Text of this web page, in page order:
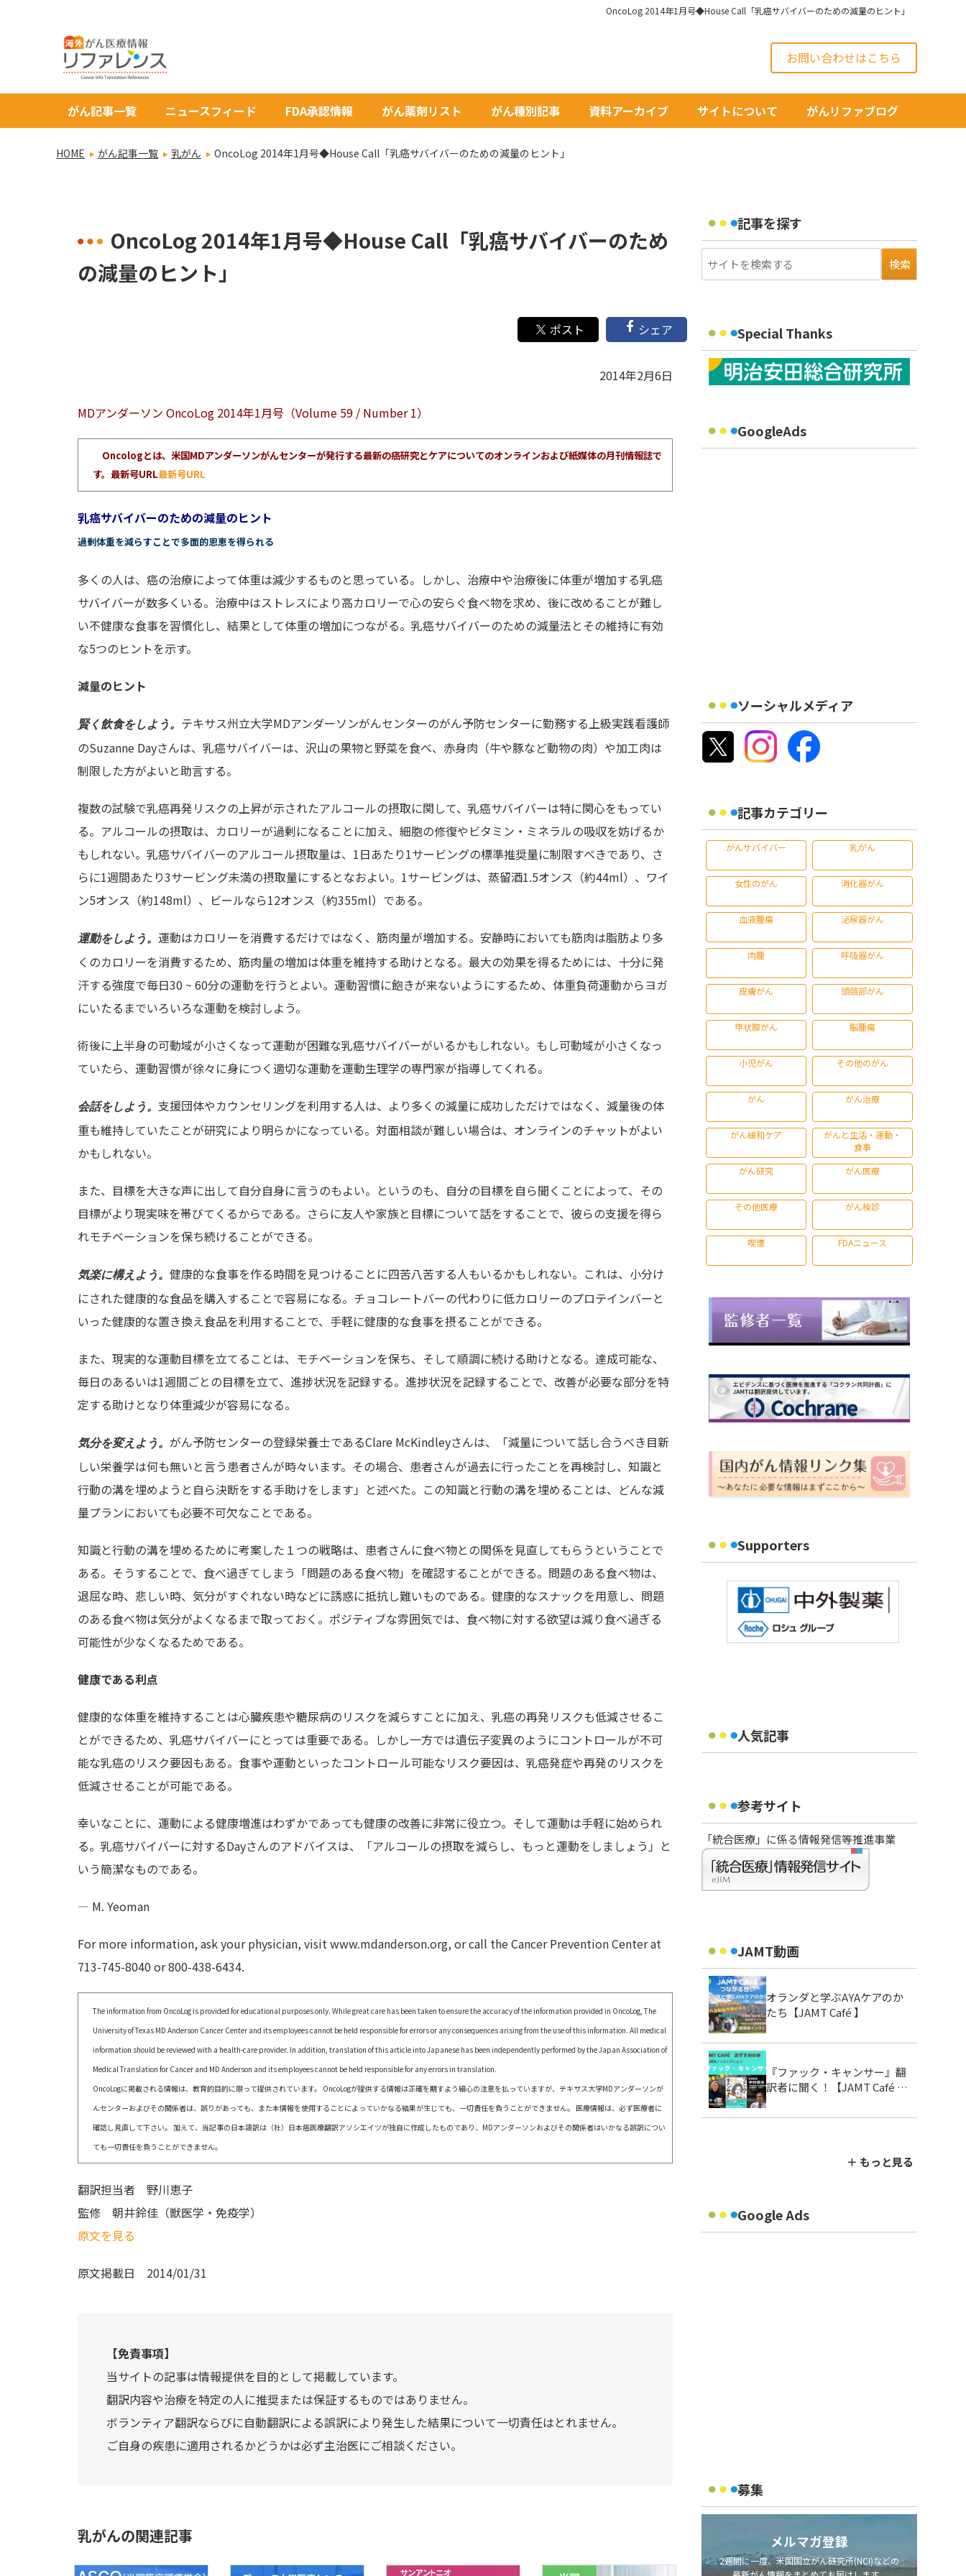
OncoLog 2014年1月号◆House Call「乳癌サバイバーのための減量のヒント」
お問い合わせはこちら
がん記事一覧 ニュースフィード FDA承認情報 がん薬剤リスト がん種別記事 資料アーカイブ サイトについて がんリファブログ
HOME がん記事一覧 乳がん OncoLog 2014年1月号◆House Call「乳癌サバイバーのための減量のヒント」
OncoLog 2014年1月号◆House Call「乳癌サバイバーのため
の減量のヒント」
シェア
2014年2月6日
MDアンダーソン OncoLog 2014年1月号（Volume 59 / Number 1）
Oncologとは、米国MDアンダーソンがんセンターが発行する最新の癌研究とケアについてのオンラインおよび紙媒体の月刊情報誌で
す。最新号URL最新号URL
乳癌サバイバーのための減量のヒント
過剰体重を減らすことで多面的恩恵を得られる
多くの人は、癌の治療によって体重は減少するものと思っている。しかし、治療中や治療後に体重が増加する乳癌
サバイバーが数多くいる。治療中はストレスにより高カロリーで心の安らぐ食べ物を求め、後に改めることが難し
い不健康な食事を習慣化し、結果として体重の増加につながる。乳癌サバイバーのための減量法とその維持に有効
な5つのヒントを示す。
減量のヒント
賢く飲食をしよう。 テキサス州立大学MDアンダーソンがんセンターのがん予防センターに勤務する上級実践看護師
のSuzanne Dayさんは、乳癌サバイバーは、沢山の果物と野菜を食べ、赤身肉（牛や豚など動物の肉）や加工肉は
制限した方がよいと助言する。
複数の試験で乳癌再発リスクの上昇が示されたアルコールの摂取に関して、乳癌サバイバーは特に関心をもってい
る。アルコールの摂取は、カロリーが過剰になることに加え、細胞の修復やビタミン・ミネラルの吸収を妨げるか
もしれない。乳癌サバイバーのアルコール摂取量は、1日あたり1サービングの標準推奨量に制限すべきであり、さ
らに1週間あたり3サービング未満の摂取量にするとなおよい。1サービングは、蒸留酒1.5オンス（約44ml）、ワイ
ン5オンス（約148ml）、ビールなら12オンス（約355ml）である。
運動をしよう。 運動はカロリーを消費するだけではなく、筋肉量が増加する。安静時においても筋肉は脂肪より多
くのカロリーを消費するため、筋肉量の増加は体重を維持する助けとなる。最大の効果を得るためには、十分に発
汗する強度で毎日30 ~ 60分の運動を行うとよい。運動習慣に飽きが来ないようにするため、体重負荷運動からヨガ
にいたるまでいろいろな運動を検討しよう。
術後に上半身の可動域が小さくなって運動が困難な乳癌サバイバーがいるかもしれない。もし可動域が小さくなっ
ていたら、運動習慣が徐々に身につく適切な運動を運動生理学の専門家が指導してくれる。
会話をしよう。 支援団体やカウンセリングを利用する人は、より多くの減量に成功しただけではなく、減量後の体
重も維持していたことが研究により明らかになっている。対面相談が難しい場合は、オンラインのチャットがよい
かもしれない。
また、目標を大きな声に出して自分自身に言うのもよい。というのも、自分の目標を自ら聞くことによって、その
目標がより現実味を帯びてくるからである。さらに友人や家族と目標について話をすることで、彼らの支援を得ら
れモチベーションを保ち続けることができる。
気楽に構えよう。 健康的な食事を作る時間を見つけることに四苦八苦する人もいるかもしれない。これは、小分け
にされた健康的な食品を購入することで容易になる。チョコレートバーの代わりに低カロリーのプロテインバーと
いった健康的な置き換え食品を利用することで、手軽に健康的な食事を摂ることができる。
また、現実的な運動目標を立てることは、モチベーションを保ち、そして順調に続ける助けとなる。達成可能な、
毎日のあるいは1週間ごとの目標を立て、進捗状況を記録する。進捗状況を記録することで、改善が必要な部分を特
定する助けとなり体重減少が容易になる。
気分を変えよう。 がん予防センターの登録栄養士であるClare McKindleyさんは、「減量について話し合うべき目新
しい栄養学は何も無いと言う患者さんが時々います。その場合、患者さんが過去に行ったことを再検討し、知識と
行動の溝を埋めようと自ら決断をする手助けをします」と述べた。この知識と行動の溝を埋めることは、どんな減
量プランにおいても必要不可欠なことである。
知識と行動の溝を埋めるために考案した１つの戦略は、患者さんに食べ物との関係を見直してもらうということで
ある。そうすることで、食べ過ぎてしまう「問題のある食べ物」を確認することができる。問題のある食べ物は、
退屈な時、悲しい時、気分がすぐれない時などに誘惑に抵抗し難いものである。健康的なスナックを用意し、問題
のある食べ物は気分がよくなるまで取っておく。ポジティブな雰囲気では、食べ物に対する欲望は減り食べ過ぎる
可能性が少なくなるためである。
健康である利点
健康的な体重を維持することは心臓疾患や糖尿病のリスクを減らすことに加え、乳癌の再発リスクも低減させるこ
とができるため、乳癌サバイバーにとっては重要である。しかし一方では遺伝子変異のようにコントロールが不可
能な乳癌のリスク要因もある。食事や運動といったコントロール可能なリスク要因は、乳癌発症や再発のリスクを
低減させることが可能である。
幸いなことに、運動による健康増進はわずかであっても健康の改善に非常に役立つ。そして運動は手軽に始められ
る。乳癌サバイバーに対するDayさんのアドバイスは、「アルコールの摂取を減らし、もっと運動をしましょう」と
いう簡潔なものである。
— M. Yeoman
For more information, ask your physician, visit www.mdanderson.org, or call the Cancer Prevention Center at
713-745-8040 or 800-438-6434.
The information from OncoLog is provided for educational purposes only. While great care has been taken to ensure the accuracy of the information provided in OncoLog, The
University of Texas MD Anderson Cancer Center and its employees cannot be held responsible for errors or any consequences arising from the use of this information. All medical
information should be reviewed with a health-care provider. In addition, translation of this article into Japanese has been independently performed by the Japan Association of
Medical Translation for Cancer and MD Anderson and its employees cannot be held responsible for any errors in translation.
OncoLogに掲載される情報は、教育的目的に限って提供されています。 OncoLogが提供する情報は正確を期すよう細心の注意を払っていますが、テキサス大学MDアンダーソンが
んセンターおよびその関係者は、誤りがあっても、また本情報を使用することによっていかなる結果が生じても、一切責任を負うことができません。 医療情報は、必ず医療者に
確認し見直して下さい。 加えて、当記事の日本語訳は（社）日本癌医療翻訳アソシエイツが独自に作成したものであり、MDアンダーソンおよびその関係者はいかなる誤訳につい
ても一切責任を負うことができません。
翻訳担当者 野川恵子
監修 朝井鈴佳（獣医学・免疫学）
原文を見る
原文掲載日 2014/01/31
【免責事項】
当サイトの記事は情報提供を目的として掲載しています。
翻訳内容や治療を特定の人に推奨または保証するものではありません。
ボランティア翻訳ならびに自動翻訳による誤訳により発生した結果について一切責任はとれません。
ご自身の疾患に適用されるかどうかは必ず主治医にご相談ください。
乳がんの関連記事
記事を探す
Special Thanks
GoogleAds
ソーシャルメディア
記事カテゴリー
がんサバイバー 乳がん
女性のがん 消化器がん
血液腫瘍 泌尿器がん
肉腫 呼吸器がん
皮膚がん 頭頸部がん
甲状腺がん 脳腫瘍
小児がん その他のがん
がん がん治療
がん緩和ケア
がんと生活・運動・
食事
がん研究
がん医療
その他医療 がん検診
喫煙 FDAニュース
Supporters
人気記事
参考サイト
「統合医療」に係る情報発信等推進事業
JAMT動画
オランダと学ぶAYAケアのか
たち【JAMT Café 】
『ファック・キャンサー』翻
訳者に聞く！【JAMT Café お
＋ もっと見る
Google Ads
募集
メルマガ登録
2週間に一度、米国国立がん研究所(NCI)などの